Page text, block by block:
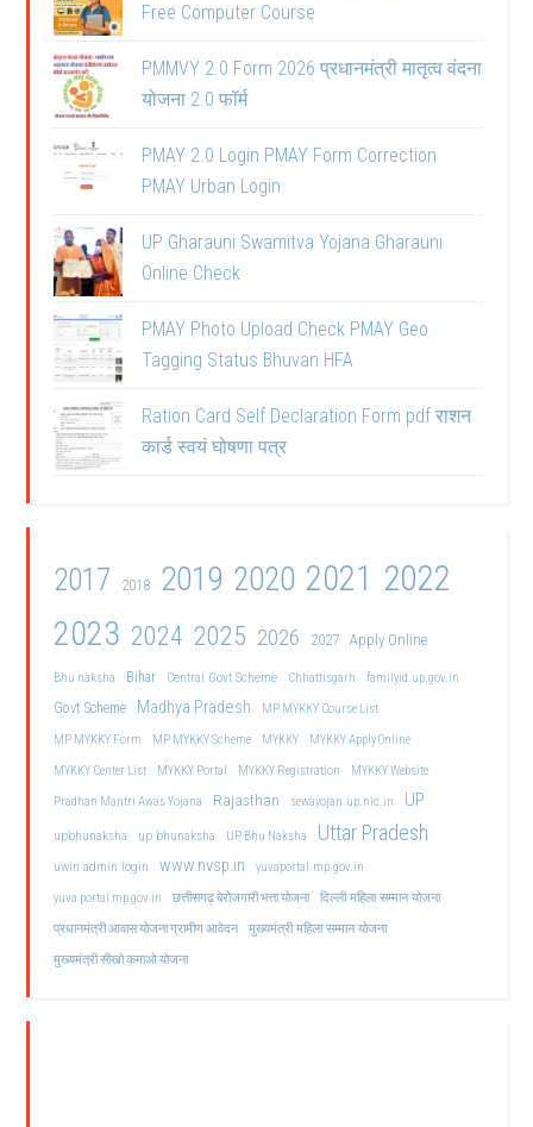
Free Computer Course
PMMVY 2.0 Form 2026 प्रधानमंत्री मातृत्व वंदना
योजना 2.0 फॉर्म
PMAY 2.0 Login PMAY Form Correction
PMAY Urban Login
UP Gharauni Swamitva Yojana Gharauni
Online Check
PMAY Photo Upload Check PMAY Geo
Tagging Status Bhuvan HFA
Ration Card Self Declaration Form pdf राशन
कार्ड स्वयं घोषणा पत्र
2017 2018 2019 2020 2021 2022
2023 2024 2025 2026 2027 Apply Online
Bhu naksha Bihar Central Govt Scheme Chhattisgarh familyid.up.gov.in
Govt Scheme Madhya Pradesh
MP MYKKY Course List
MP MYKKY Form
MP MYKKY Scheme MYKKY
MYKKY Apply Online
MYKKY Center List
MYKKY Portal MYKKY Registration
MYKKY Website
Pradhan Mantri Awas Yojana
Rajasthan sewayojan.up.nic.in UP
upbhunaksha up bhunaksha UP Bhu Naksha Uttar Pradesh
uwin admin login www.nvsp.in
yuvaportal.mp.gov.in
yuva portal mp gov.in
छत्तीसगढ़ बेरोजगारी भत्ता योजना दिल्ली महिला सम्मान योजना
प्रधानमंत्री आवास योजना ग्रामीण आवेदन मुख्यमंत्री महिला सम्मान योजना
मुख्यमंत्री सीखो कमाओ योजना